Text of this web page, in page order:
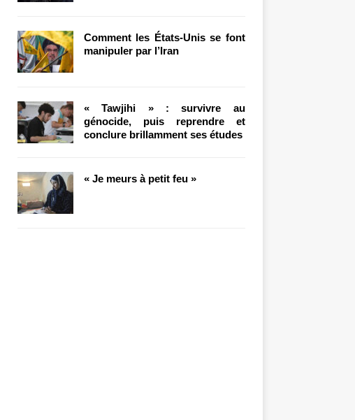
Comment les États-Unis se font
manipuler par l’Iran
« Tawjihi » : survivre au
génocide, puis reprendre et
conclure brillamment ses études
« Je meurs à petit feu »